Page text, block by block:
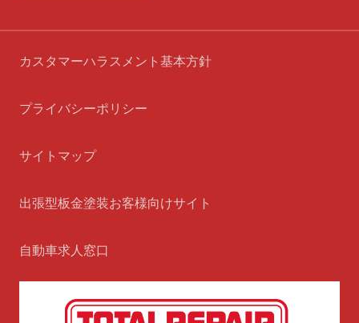
カスタマーハラスメント基本方針
プライバシーポリシー
サイトマップ
出張型板金塗装お客様向けサイト
自動車求人窓口